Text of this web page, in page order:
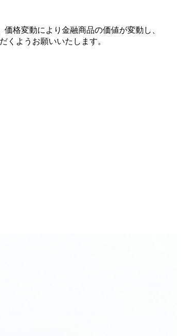
価格変動により 金融商品の価値が変動し、
く よう お願いいたします。